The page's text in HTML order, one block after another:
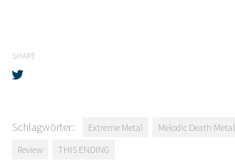
SHARE
Schlagwörter: Extreme Metal Melodic Death Metal
Review
THIS ENDING